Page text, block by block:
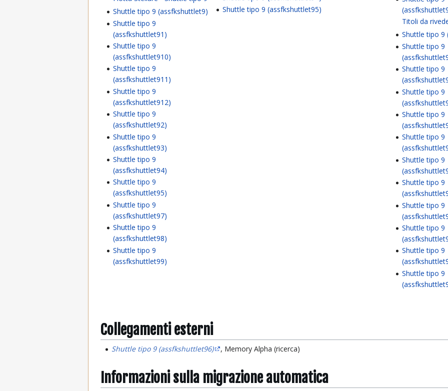
Shuttle tipo 9 (assfkshuttlet9)
Shuttle tipo 9
(assfkshuttlet91)
Shuttle tipo 9
(assfkshuttlet910)
Shuttle tipo 9
(assfkshuttlet911)
Shuttle tipo 9
(assfkshuttlet912)
Shuttle tipo 9
(assfkshuttlet92)
Shuttle tipo 9
(assfkshuttlet93)
Shuttle tipo 9
(assfkshuttlet94)
Shuttle tipo 9
(assfkshuttlet95)
Shuttle tipo 9
(assfkshuttlet97)
Shuttle tipo 9
(assfkshuttlet98)
Shuttle tipo 9
(assfkshuttlet99)
Shuttle tipo 9 (assfkshuttlet95)
Titoli da
Shuttle tipo 9
Shuttle tipo 9
Shuttle tipo 9
Shuttle tipo 9
Shuttle tipo 9
Shuttle tipo 9
Shuttle tipo 9
Shuttle tipo 9
Shuttle tipo 9
Shuttle tipo 9
Shuttle tipo 9
Shuttle tipo 9
Collegamenti esterni
Shuttle tipo 9 (assfkshuttlet96) , Memory Alpha (ricerca)
Informazioni sulla migrazione automatica